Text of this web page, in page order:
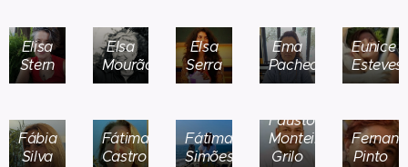
Elisa
Stern
Elsa
Mourão
Elsa
Serra
Ema
Pacheco
Eunice
Esteves
Fábia
Silva
Fátima
Castro
Fátima
Simões
Fausto
Monteiro
Grilo
Pinto